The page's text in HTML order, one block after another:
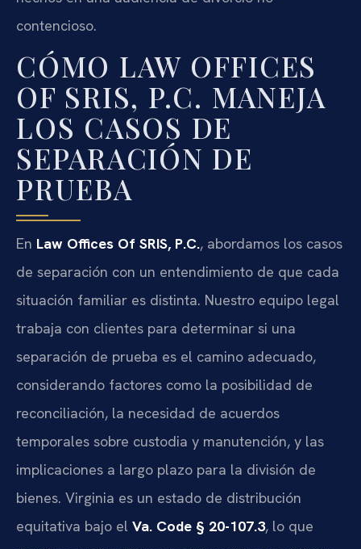
contencioso.
CÓMO LAW OFFICES
OF SRIS, P.C. MANEJA
LOS CASOS DE
SEPARACIÓN DE
PRUEBA
En Law Offices Of SRIS, P.C., abordamos los casos
de separación con un entendimiento de que cada
situación familiar es distinta. Nuestro equipo legal
trabaja con clientes para determinar si una
separación de prueba es el camino adecuado,
considerando factores como la posibilidad de
reconciliación, la necesidad de acuerdos
temporales sobre custodia y manutención, y las
implicaciones a largo plazo para la división de
bienes. Virginia es un estado de distribución
equitativa bajo el Va. Code § 20-107.3, lo que